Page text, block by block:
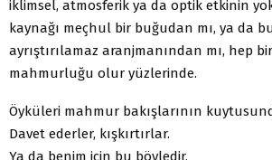
iklimsel, atmosferik ya da optik etkinin
kaynağı meçhul bir buğudan mı, ya da
ayrıştırılamaz aranjmanından mı, hep
mahmurluğu olur yüzlerinde.
Öyküleri mahmur bakışlarının
Davet ederler, kışkırtırlar.
Ya da benim için bu böyledir.